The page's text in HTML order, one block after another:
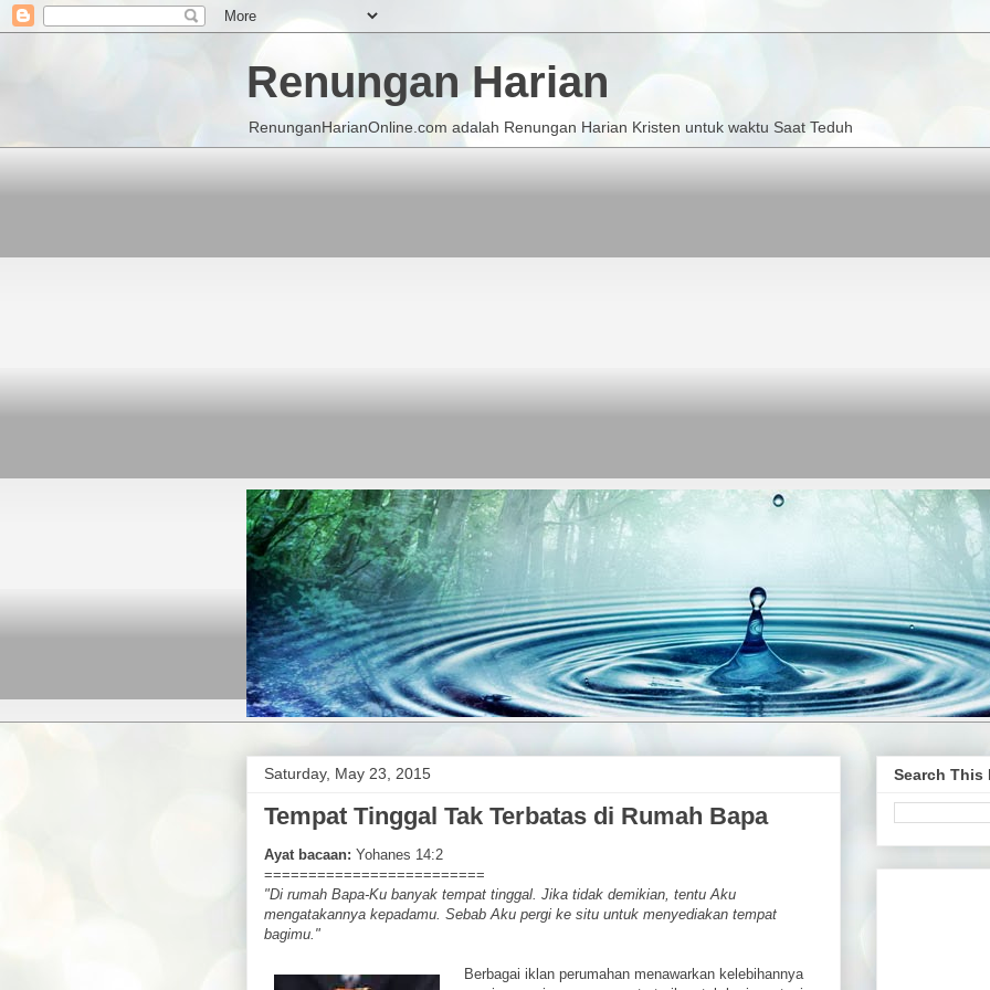
Renungan Harian
RenunganHarianOnline.com adalah Renungan Harian Kristen untuk waktu Saat Teduh
Saturday, May 23, 2015
Tempat Tinggal Tak Terbatas di Rumah Bapa
Ayat bacaan: Yohanes 14:2
=========================
"Di rumah Bapa-Ku banyak tempat tinggal. Jika tidak demikian, tentu Aku
mengatakannya kepadamu. Sebab Aku pergi ke situ untuk menyediakan tempat
bagimu."
Berbagai iklan perumahan menawarkan kelebihannya
Search This